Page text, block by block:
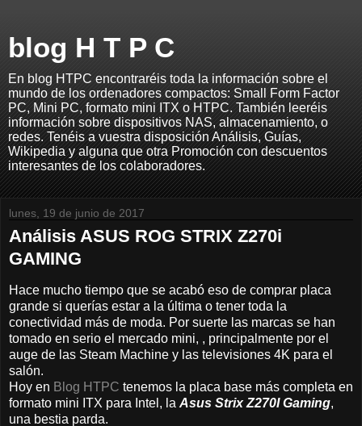
blog H T P C
En blog HTPC encontraréis toda la información sobre el
mundo de los ordenadores compactos: Small Form Factor
PC, Mini PC, formato mini ITX o HTPC. También leeréis
información sobre dispositivos NAS, almacenamiento, o
redes. Tenéis a vuestra disposición Análisis, Guías,
Wikipedia y alguna que otra Promoción con descuentos
interesantes de los colaboradores.
lunes, 19 de junio de 2017
Análisis ASUS ROG STRIX Z270i
GAMING
Hace mucho tiempo que se acabó eso de comprar placa
grande si querías estar a la última o tener toda la
conectividad más de moda. Por suerte las marcas se han
tomado en serio el mercado mini, , principalmente por el
auge de las Steam Machine y las televisiones 4K para el
salón.
Hoy en Blog HTPC tenemos la placa base más completa en
formato mini ITX para Intel, la Asus Strix Z270I Gaming,
una bestia parda.